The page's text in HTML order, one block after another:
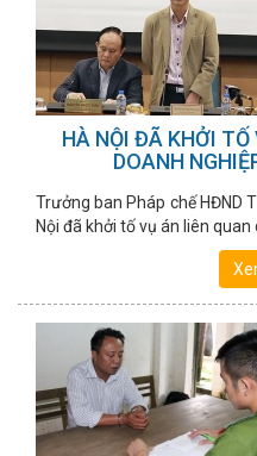
HÀ NỘI ĐÃ KHỞI
DOANH
Trưởng ban Pháp chế HĐND
Nội đã khởi tố vụ án liên